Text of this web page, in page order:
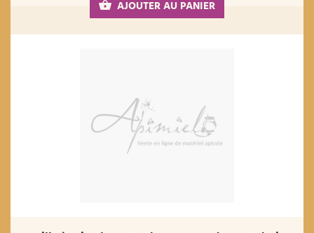
AJOUTER AU PANIER